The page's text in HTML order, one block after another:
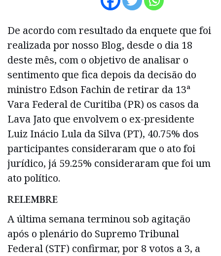
De acordo com resultado da enquete que foi
realizada por nosso Blog, desde o dia 18
deste mês, com o objetivo de analisar o
sentimento que fica depois da decisão do
ministro Edson Fachin de retirar da 13ª
Vara Federal de Curitiba (PR) os casos da
Lava Jato que envolvem o ex-presidente
Luiz Inácio Lula da Silva (PT), 40.75% dos
participantes consideraram que o ato foi
jurídico, já 59.25% consideraram que foi um
ato político.
RELEMBRE
A última semana terminou sob agitação
após o plenário do Supremo Tribunal
Federal (STF) confirmar, por 8 votos a 3, a